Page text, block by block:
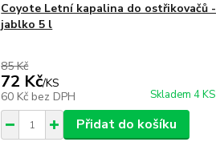
Coyote Letní kapalina do ostřikovačů -
jablko 5 l
85 Kč
72 Kč/KS
60 Kč bez DPH Skladem 4 KS
Přidat do košíku